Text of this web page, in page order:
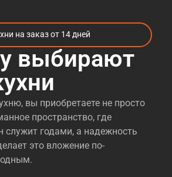
на заказ от 14 дней
выбирают
вы приобретаете не просто
пространство, где
служит годами, а надежность
это вложение по-